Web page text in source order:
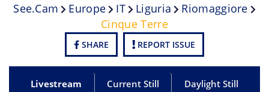
See.cam Europe IT Liguria
Riomaggiore
Cinque Terre
SHARE REPORT ISSUE
Livestream Current Still Daylight Still